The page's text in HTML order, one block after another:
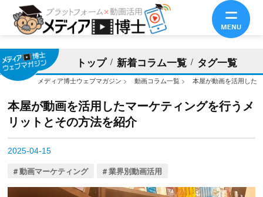
トップ 新着コラム一覧 タグ一覧
メディア博士ウェブマガジン > 動画コラム一覧 > 本屋が動画を活用した
本屋が動画を活用したマーケティングを行うメ
リットとその方法を紹介
2025-04-15
動画マーケティング 業界別動画活用